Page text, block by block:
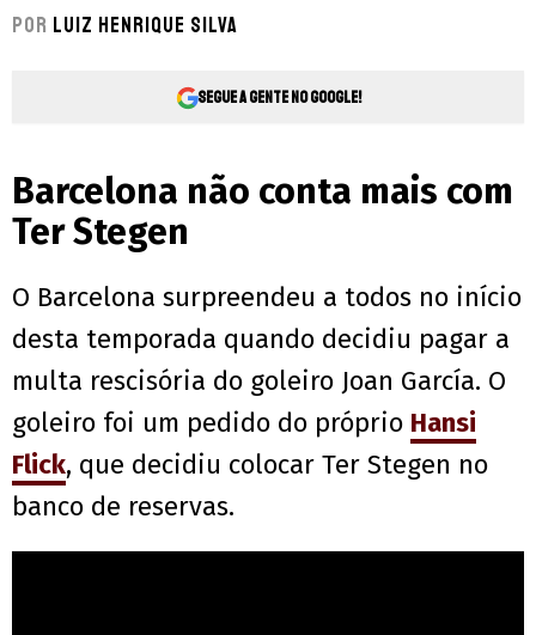
Por Luiz Henrique Silva
Segue a gente no Google!
Barcelona não conta mais com
Ter Stegen
O Barcelona surpreendeu a todos no início
desta temporada quando decidiu pagar a
multa rescisória do goleiro Joan García. O
goleiro foi um pedido do próprio Hansi
Flick, que decidiu colocar Ter Stegen no
banco de reservas.